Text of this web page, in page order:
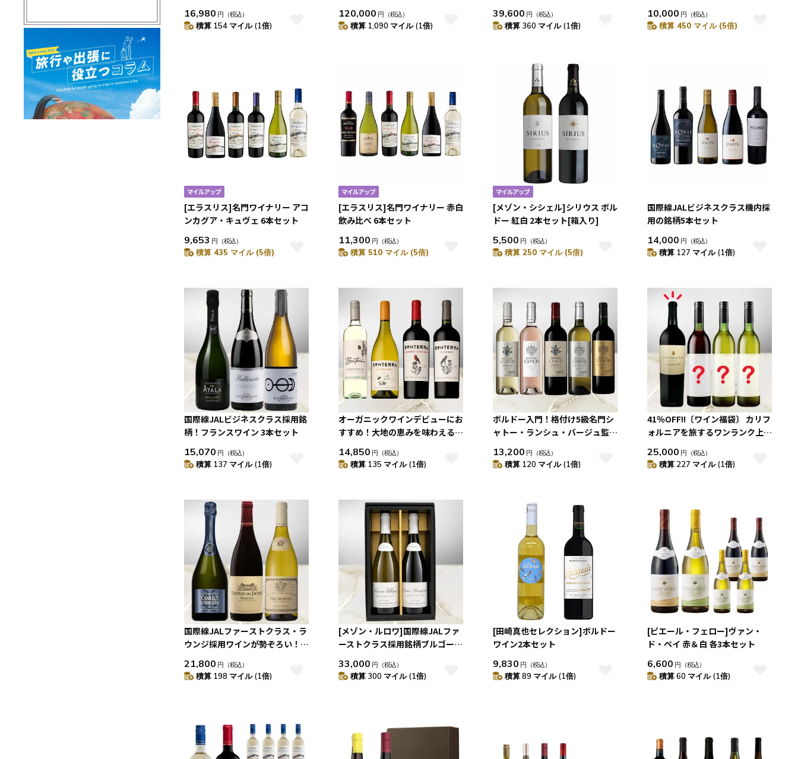
16,980 円 （税込）
積算 154 マイル (1倍)
本セット
120,000 円 （税込）
積算 1,090 マイル (1倍)
セット
39,600 円 （税込）
積算 360 マイル (1倍)
10,000 円 （税込）
積算 450 マイル (5倍)
[エラスリス]名門ワイナリー アコ
ンカグア・キュヴェ 6本セット
9,653 円 （税込）
積算 435 マイル (5倍)
[エラスリス]名門ワイナリー 赤白
飲み比べ 6本セット
11,300 円 （税込）
積算 510 マイル (5倍)
[メゾン・シシェル]シリウス ボル
ドー 紅白 2本セット[箱入り]
5,500 円 （税込）
積算 250 マイル (5倍)
国際線JALビジネスクラス機内採
用の銘柄5本セット
14,000 円 （税込）
積算 127 マイル (1倍)
国際線JALビジネスクラス採用銘
柄！フランスワイン 3本セット
15,070 円 （税込）
積算 137 マイル (1倍)
オーガニックワインデビューにお
すすめ！大地の恵みを味わえる自
テッラ]赤白4本セット
14,850 円 （税込）
積算 135 マイル (1倍)
ボルドー入門！格付け5級名門シ
ャトー・ランシュ・バージュ監修
13,200 円 （税込）
積算 120 マイル (1倍)
41％OFF!!〔ワイン福袋〕 カリフ
ォルニアを旅するワンランク上の
25,000 円 （税込）
積算 227 マイル (1倍)
国際線JALファーストクラス・ラ
ウンジ採用ワインが勢ぞろい！赤
21,800 円 （税込）
積算 198 マイル (1倍)
[メゾン・ルロワ]国際線JALファ
ーストクラス採用銘柄ブルゴーニ
33,000 円 （税込）
積算 300 マイル (1倍)
[田崎真也セレクション]ボルドー
ワイン2本セット
9,830 円 （税込）
積算 89 マイル (1倍)
[ピエール・フェロー]ヴァン・
ド・ペイ 赤＆白 各3本セット
6,600 円 （税込）
積算 60 マイル (1倍)